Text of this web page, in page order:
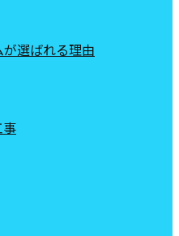
選ばれる理由
事